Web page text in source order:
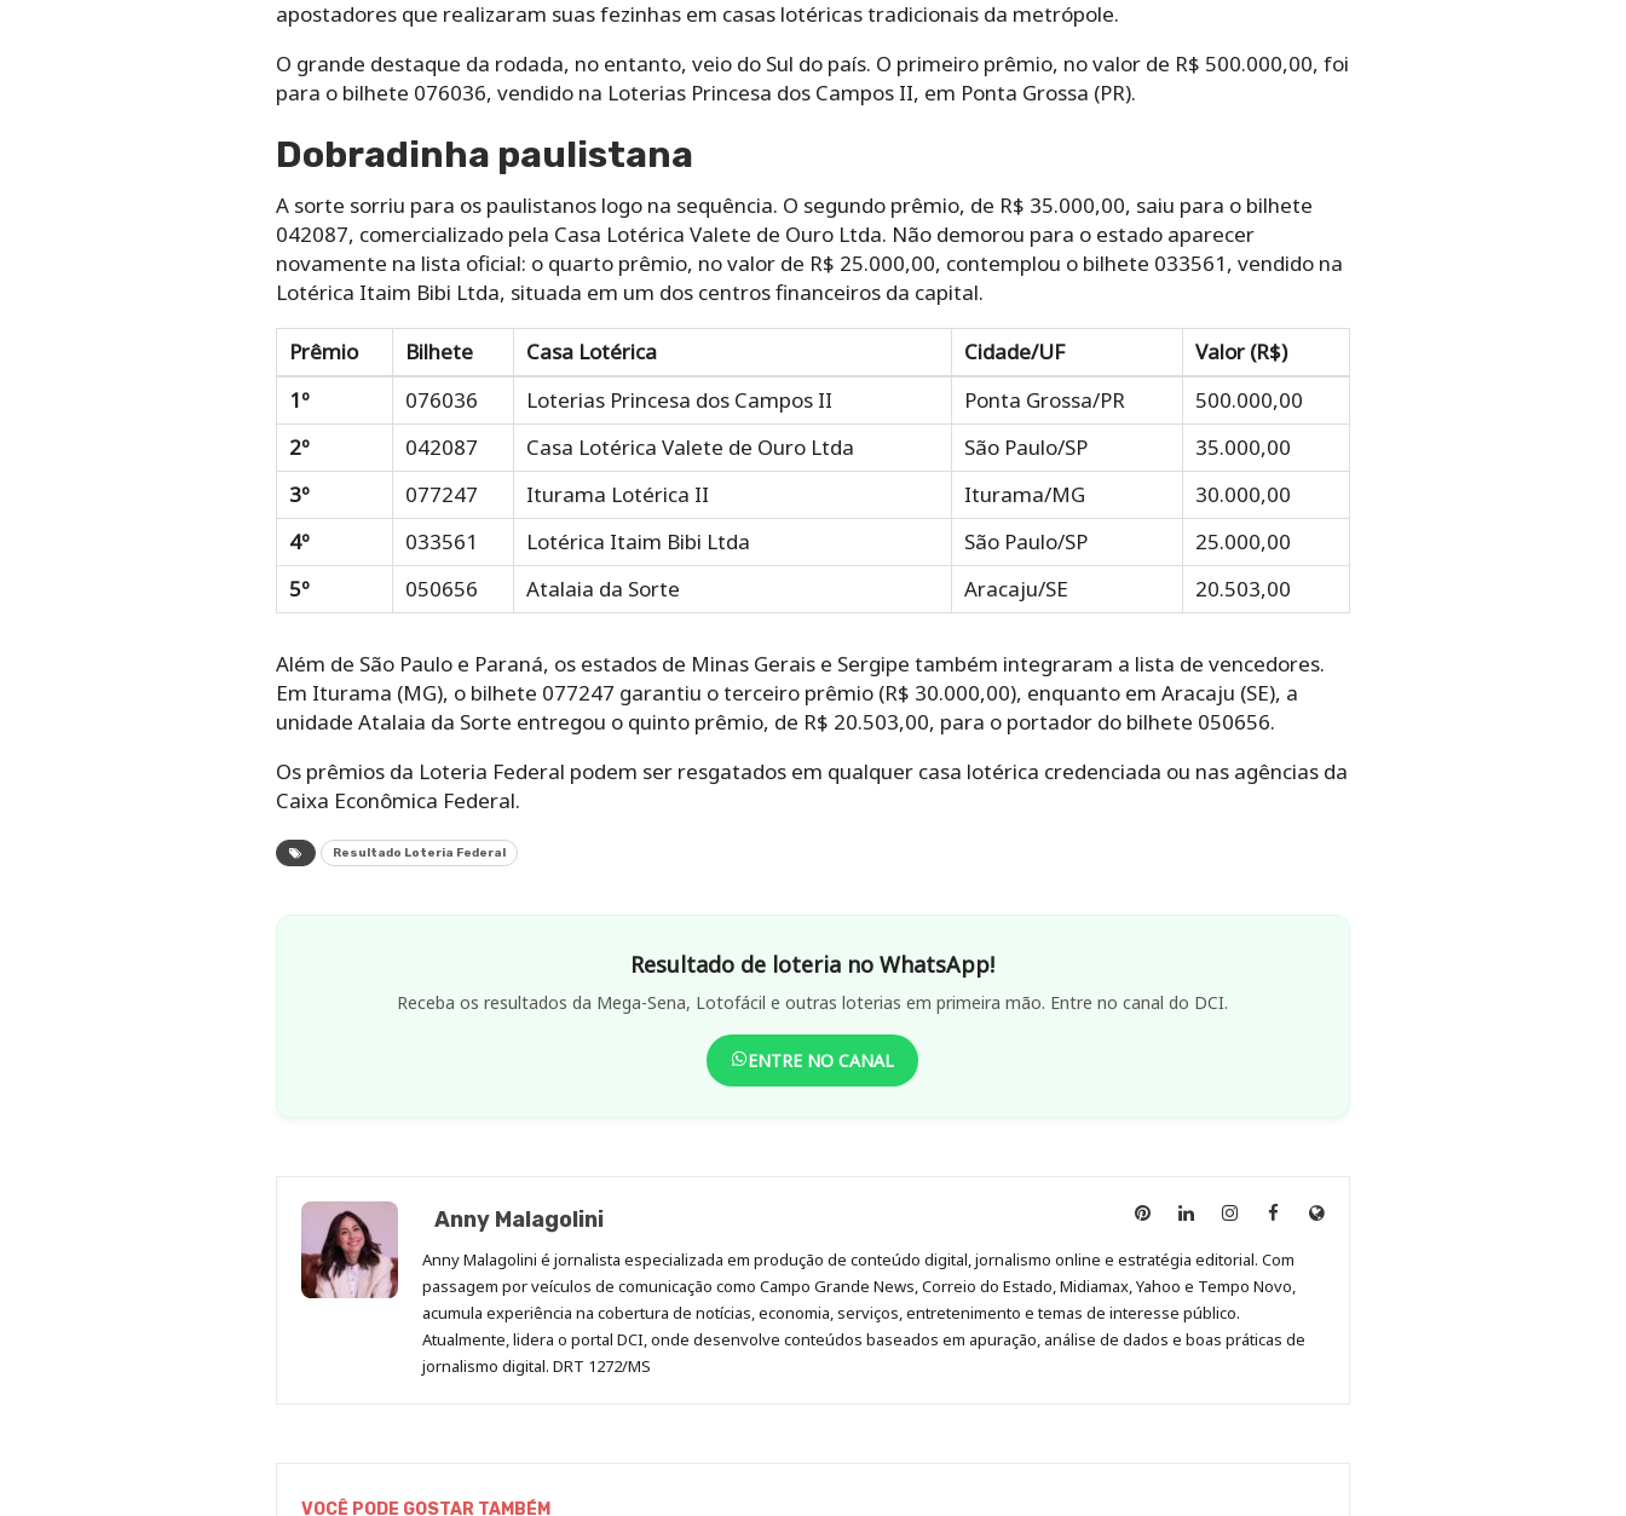
apostadores que realizaram suas fezinhas em casas lotéricas tradicionais da metrópole.
O grande destaque da rodada, no entanto, veio do Sul do país. O primeiro prêmio, no valor de R$ 500.000,00, foi
para o bilhete 076036, vendido na Loterias Princesa dos Campos II, em Ponta Grossa (PR).
Dobradinha paulistana
A sorte sorriu para os paulistanos logo na sequência. O segundo prêmio, de R$ 35.000,00, saiu para o bilhete
042087, comercializado pela Casa Lotérica Valete de Ouro Ltda. Não demorou para o estado aparecer
novamente na lista oficial: o quarto prêmio, no valor de R$ 25.000,00, contemplou o bilhete 033561, vendido na
Lotérica Itaim Bibi Ltda, situada em um dos centros financeiros da capital.
Prêmio Bilhete Casa Lotérica Cidade/UF
Valor (R$)
1º
076036 Loterias Princesa dos Campos II Ponta Grossa/PR
500.000,00
2º
042087 Casa Lotérica Valete de Ouro Ltda São Paulo/SP
35.000,00
3º
077247 Iturama Lotérica II Iturama/MG
30.000,00
4º
033561 Lotérica Itaim Bibi Ltda São Paulo/SP
25.000,00
5º
050656 Atalaia da Sorte Aracaju/SE 20.503,00
Além de São Paulo e Paraná, os estados de Minas Gerais e Sergipe também integraram a lista de vencedores.
Em Iturama (MG), o bilhete 077247 garantiu o terceiro prêmio (R$ 30.000,00), enquanto em Aracaju (SE), a
unidade Atalaia da Sorte entregou o quinto prêmio, de R$ 20.503,00, para o portador do bilhete 050656.
Os prêmios da Loteria Federal podem ser resgatados em qualquer casa lotérica credenciada ou nas agências da
Caixa Econômica Federal.
Resultado Loteria Federal
Resultado de loteria no WhatsApp!
Receba os resultados da Mega-Sena, Lotofácil e outras loterias em primeira mão. Entre no canal do DCI.
ENTRE NO CANAL
Anny Malagolini
Anny
no
Pinterest
Anny
no
LinkedIn
Anny
no
Instagram
Anny
no
Facebook
Site
Anny Malagolini é jornalista especializada em produção de conteúdo digital, jornalismo online e estratégia editorial. Com
passagem por veículos de comunicação como Campo Grande News, Correio do Estado, Midiamax, Yahoo e Tempo Novo,
acumula experiência na cobertura de notícias, economia, serviços, entretenimento e temas de interesse público.
Atualmente, lidera o portal DCI, onde desenvolve conteúdos baseados em apuração, análise de dados e boas práticas de
jornalismo digital. DRT 1272/MS
VOCÊ PODE GOSTAR TAMBÉM